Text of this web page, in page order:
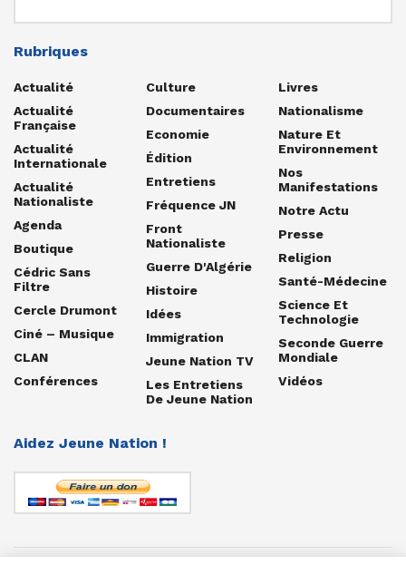
Rubriques
Actualité
Actualité
Française
Actualité
Internationale
Actualité
Nationaliste
Agenda
Boutique
Cédric Sans
Filtre
Cercle Drumont
Ciné – Musique
CLAN
Conférences
Culture
Documentaires
Economie
Édition
Entretiens
Fréquence JN
Front
Nationaliste
Guerre D'Algérie
Histoire
Idées
Immigration
Jeune Nation TV
Les Entretiens
De Jeune Nation
Livres
Nationalisme
Nature Et
Environnement
Nos
Manifestations
Notre Actu
Presse
Religion
Santé-Médecine
Science Et
Technologie
Seconde Guerre
Mondiale
Vidéos
Aidez Jeune Nation !